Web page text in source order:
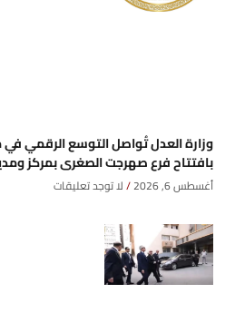
وزارة العدل تُواصل التوسع الرقمي
بافتتاح فرع صهرجت الصغرى بمركز
أغسطس 6, 2026 لا توجد تعليقات